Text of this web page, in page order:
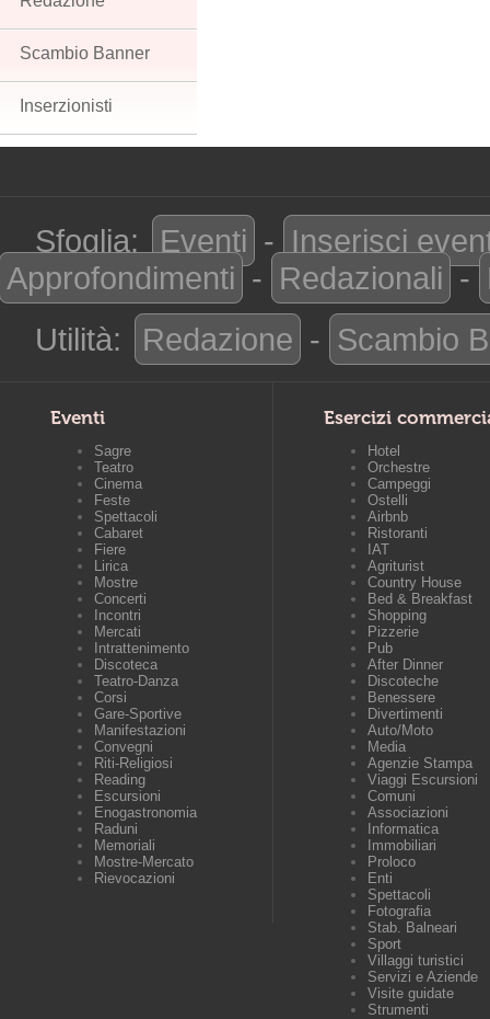
Scambio Banner
Inserzionisti
Sfoglia: Eventi - Inserisci
Approfondimenti - Redazionali -
Utilità:
Redazione - Scambio
Eventi
Sagre
Teatro
Cinema
Feste
Spettacoli
Cabaret
Fiere
Lirica
Mostre
Concerti
Incontri
Mercati
Intrattenimento
Discoteca
Teatro-Danza
Corsi
Gare-Sportive
Manifestazioni
Convegni
Riti-Religiosi
Reading
Escursioni
Enogastronomia
Raduni
Memoriali
Mostre-Mercato
Rievocazioni
Esercizi
Hotel
Orchestre
Campeggi
Ostelli
Airbnb
Ristoranti
IAT
Agriturist
Country House
Bed & Breakfast
Shopping
Pizzerie
Pub
After Dinner
Discoteche
Benessere
Divertimenti
Auto/Moto
Media
Agenzie Stampa
Viaggi Escursioni
Comuni
Associazioni
Informatica
Immobiliari
Proloco
Enti
Spettacoli
Fotografia
Stab. Balneari
Sport
Villaggi turistici
Servizi e Aziende
Visite guidate
Strumenti